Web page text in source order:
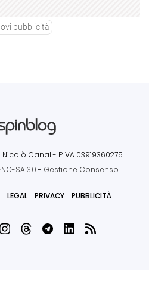
pubblicità
Nicolò Canal - P.IVA 03919360275
NC-SA 3.0- Gestione Consenso
LEGAL PRIVACY PUBBLICITÀ